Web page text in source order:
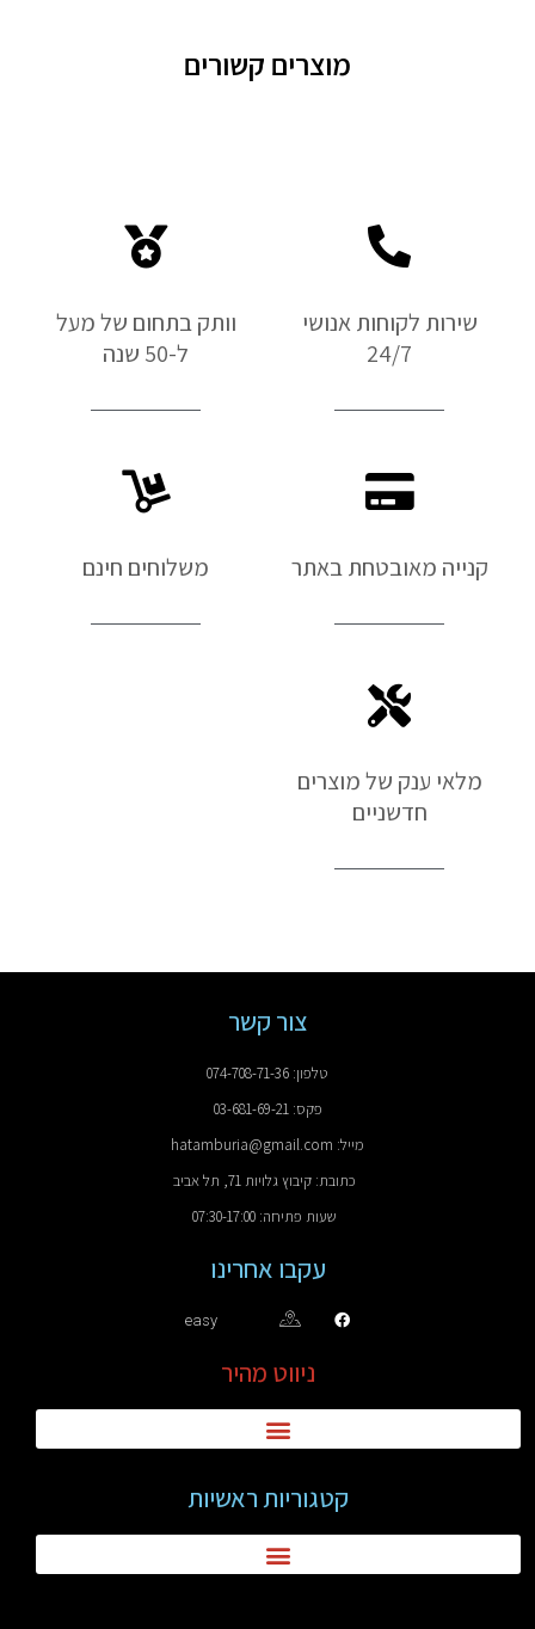
מוצרים קשורים
שירות לקוחות אנושי
24/7
וותק בתחום של מעל
ל-50 שנה
קנייה מאובטחת באתר משלוחים חינם
מלאי ענק של מוצרים
חדשניים
צור קשר
טלפון: 074-708-71-36
פקס: 03-681-69-21
מייל: hatamburia@gmail.com
כתובת: קיבוץ גלויות 71, תל אביב
שעות פתיחה: 07:30-17:00
עקבו אחרינו
easy
ניווט מהיר
קטגוריות ראשיות